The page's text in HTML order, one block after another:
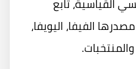
الفيفا، اليويفا،